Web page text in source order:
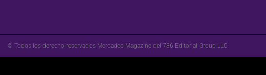
© Todos los derecho reservados Mercadeo Magazine del 786 Editorial Group LLC